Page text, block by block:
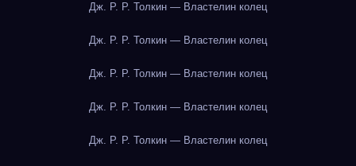
Дж. Р. Р. Толкин — Властелин колец
Дж. Р. Р. Толкин — Властелин колец
Дж. Р. Р. Толкин — Властелин колец
Дж. Р. Р. Толкин — Властелин колец
Дж. Р. Р. Толкин — Властелин колец